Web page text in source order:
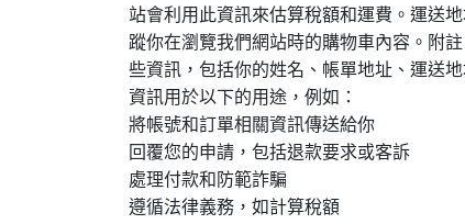
站會利用此資訊來估算稅額和運費。運送
蹤你在瀏覽我們網站時的購物車內容。附
些資訊，包括你的姓名、帳單地址、運送
資訊用於以下的用途，例如：
將帳號和訂單相關資訊傳送給你
回覆您的申請，包括退款要求或客訴
處理付款和防範詐騙
遵循法律義務，如計算稅額